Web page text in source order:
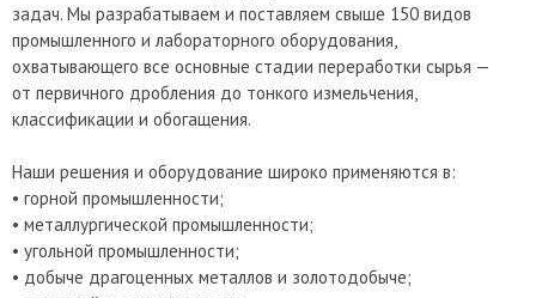
задач. Мы разрабатываем и поставляем свыше 150 видов
промышленного и лабораторного оборудования,
охватывающего все основные стадии переработки сырья —
от первичного дробления до тонкого измельчения,
классификации и обогащения.
Наши решения и оборудование широко применяются в:
• горной промышленности;
• металлургической промышленности;
• угольной промышленности;
• добыче драгоценных металлов и золотодобыче;